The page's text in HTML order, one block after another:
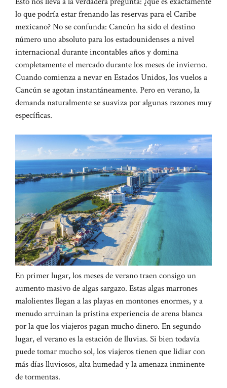
lo que podría estar frenando las reservas para el Caribe
mexicano? No se confunda: Cancún ha sido el destino
número uno absoluto para los estadounidenses a nivel
internacional durante incontables años y domina
completamente el mercado durante los meses de invierno.
Cuando comienza a nevar en Estados Unidos, los vuelos a
Cancún se agotan instantáneamente. Pero en verano, la
demanda naturalmente se suaviza por algunas razones muy
específicas.
En primer lugar, los meses de verano traen consigo un
aumento masivo de algas sargazo. Estas algas marrones
malolientes llegan a las playas en montones enormes, y a
menudo arruinan la prístina experiencia de arena blanca
por la que los viajeros pagan mucho dinero. En segundo
lugar, el verano es la estación de lluvias. Si bien todavía
puede tomar mucho sol, los viajeros tienen que lidiar con
más días lluviosos, alta humedad y la amenaza inminente
de tormentas.